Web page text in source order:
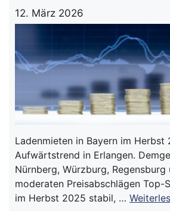
12. März 2026
Ladenmieten in Bayern im Herbst
Aufwärtstrend in Erlangen.
Nürnberg, Würzburg,
moderaten Preisabschlägen Top-
im Herbst 2025 stabil, …